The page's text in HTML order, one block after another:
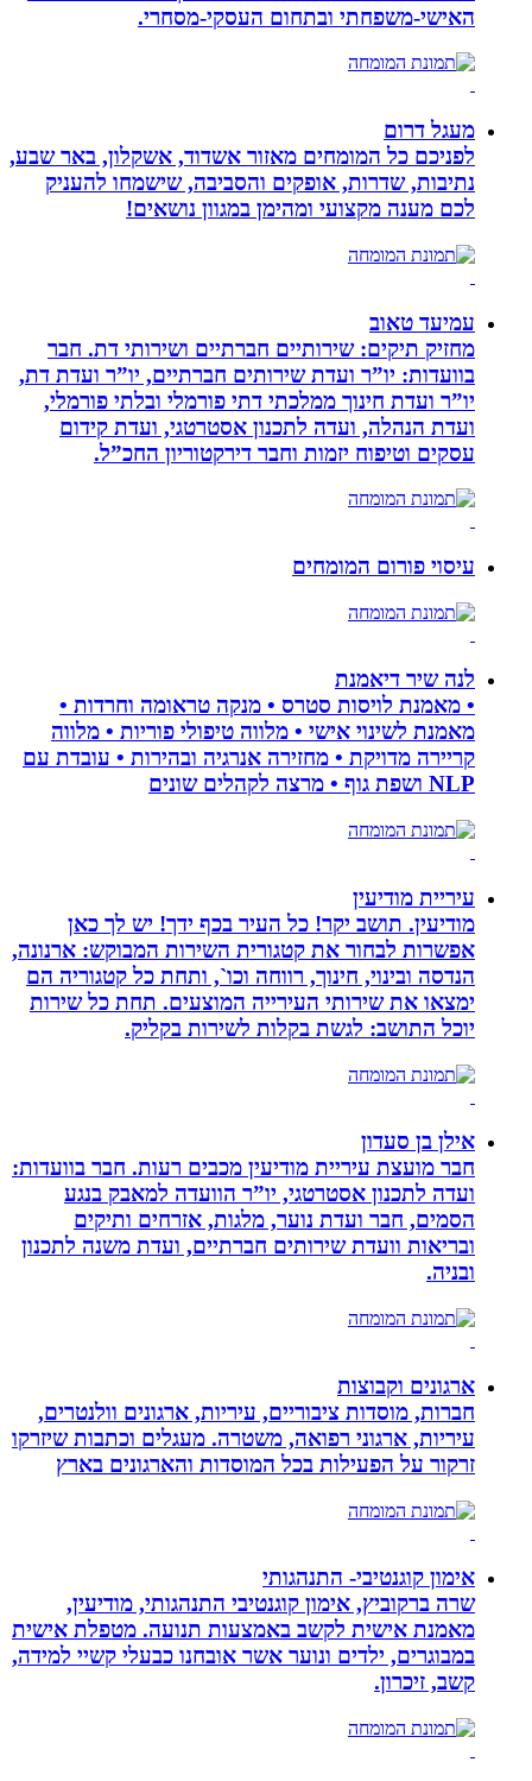
האישי-משפחתי ובתחום העסקי-מסחרי.
מעגל דרום
לפניכם כל המומחים מאזור אשדוד, אשקלון, באר שבע,
נתיבות, שדרות, אופקים והסביבה, שישמחו להעניק
לכם מענה מקצועי ומהימן במגוון נושאים!
עמיעד טאוב
מחזיק תיקים: שירותיים חברתיים ושירותי דת. חבר
בוועדות: יו”ר ועדת שירותים חברתיים, יו”ר ועדת דת,
יו”ר ועדת חינוך ממלכתי דתי פורמלי ובלתי פורמלי,
ועדת הנהלה, ועדה לתכנון אסטרטגי, ועדת קידום
עסקים וטיפוח יזמות וחבר דירקטוריון החכ”ל.
עיסוי פורום המומחים
לנה שיר דיאמנת
• מאמנת לויסות סטרס • מנקה טראומה וחרדות •
מאמנת לשינוי אישי • מלווה טיפולי פוריות • מלווה
קריירה מדויקת • מחזירה אנרגיה ובהירות • עובדת עם
עיריית מודיעין
מודיעין. תושב יקר! כל העיר בכף ידך! יש לך כאן
אפשרות לבחור את קטגורית השירות המבוקש: ארנונה,
הנדסה ובינוי, חינוך, רווחה וכו`, ותחת כל קטגוריה הם
ימצאו את שירותי העירייה המוצעים. תחת כל שירות
יוכל התושב: לגשת בקלות לשירות בקליק.
אילן בן סעדון
חבר מועצת עיריית מודיעין מכבים רעות. חבר בוועדות:
ועדה לתכנון אסטרטגי, יו”ר הוועדה למאבק בנגע
הסמים, חבר ועדת נוער, מלגות, אזרחים ותיקים
ובריאות וועדת שירותים חברתיים, ועדת משנה לתכנון
ארגונים וקבוצות
חברות, מוסדות ציבוריים, עיריות, ארגונים וולנטרים,
עיריות, ארגוני רפואה, משטרה. מעגלים וכתבות שיזרקו
זרקור על הפעילות בכל המוסדות והארגונים בארץ
אימון קוגנטיבי- התנהגותי
שרה ברקוביץ, אימון קוגנטיבי התנהגותי, מודיעין,
מאמנת אישית לקשב באמצעות תנועה. מטפלת אישית
במבוגרים, ילדים ונוער אשר אובחנו כבעלי קשיי למידה,
קשב, זיכרון.